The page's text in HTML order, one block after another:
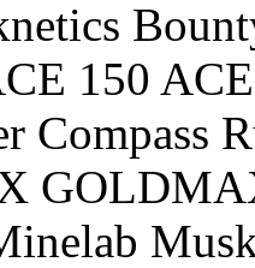
150
Compass